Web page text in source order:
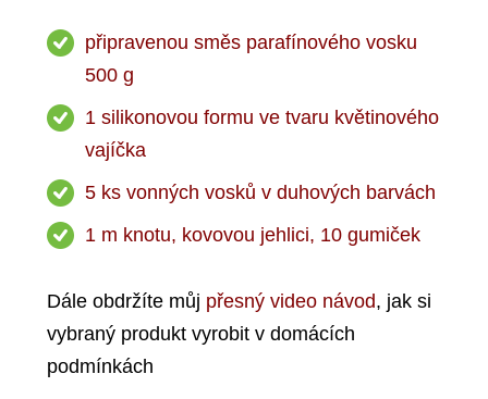
připravenou směs parafínového vosku
500 g
1 silikonovou formu ve tvaru květinového
vajíčka
5 ks vonných vosků v duhových barvách
1 m knotu, kovovou jehlici, 10 gumiček
Dále obdržíte můj přesný video návod, jak si
vybraný produkt vyrobit v domácích
podmínkách